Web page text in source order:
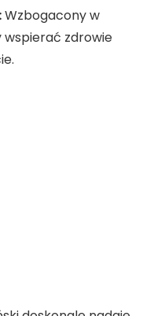
Wzbogacony w
wspierać zdrowie